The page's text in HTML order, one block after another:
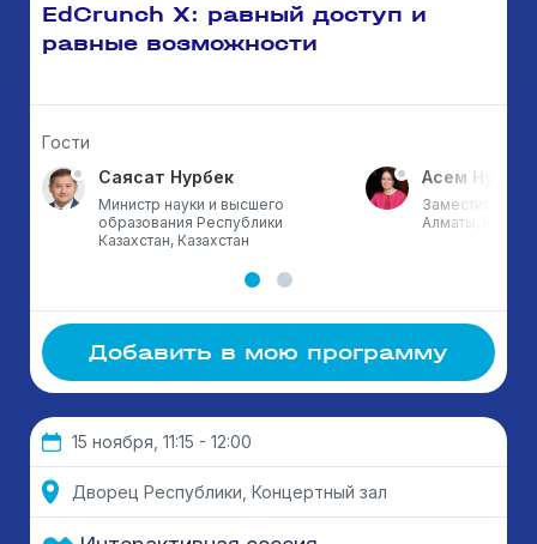
EdCrunch X: равный доступ и
равные возможности
Гости
Саясат Нурбек
Министр науки и высшего
образования Республики
Казахстан, Казахстан
Асем
Заместитель
Алматы,
Добавить в мою программу
15 ноября, 11:15 - 12:00
Дворец Республики, Концертный зал